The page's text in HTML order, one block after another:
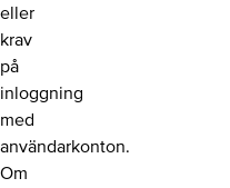
eller
krav
på
inloggning
med
användarkonton.
Om